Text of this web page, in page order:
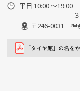
平日 10:00 ～
〒246-0031 神